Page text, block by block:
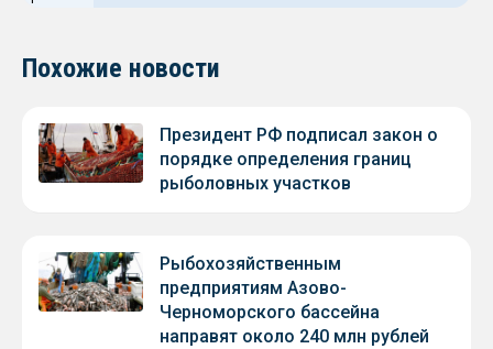
Похожие новости
Президент РФ подписал закон о
порядке определения границ
рыболовных участков
Рыбохозяйственным
предприятиям Азово-
Черноморского бассейна
направят около 240 млн рублей